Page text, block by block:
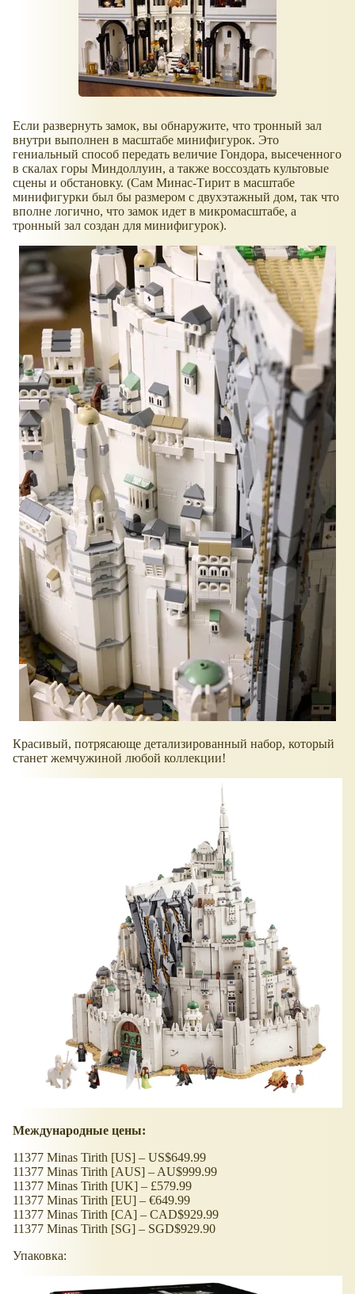
Если развернуть замок, вы обнаружите, что тронный зал
внутри выполнен в масштабе минифигурок. Это
гениальный способ передать величие Гондора, высеченного
в скалах горы Миндоллуин, а также воссоздать культовые
сцены и обстановку. (Сам Минас-Тирит в масштабе
минифигурки был бы размером с двухэтажный дом, так что
вполне логично, что замок идет в микромасштабе, а
тронный зал создан для минифигурок).
Красивый, потрясающе детализированный набор, который
станет жемчужиной любой коллекции!
Международные цены:
11377 Minas Tirith [US] – US$649.99
11377 Minas Tirith [AUS] – AU$999.99
11377 Minas Tirith [UK] – £579.99
11377 Minas Tirith [EU] – €649.99
11377 Minas Tirith [CA] – CAD$929.99
11377 Minas Tirith [SG] – SGD$929.90
Упаковка: